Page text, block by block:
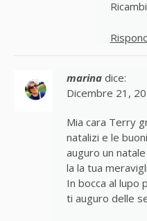
marina dice:
Dicembre 21,
Mia cara Terry
natalizi e le
auguro un
la la tua
In bocca al lupo
ti auguro delle